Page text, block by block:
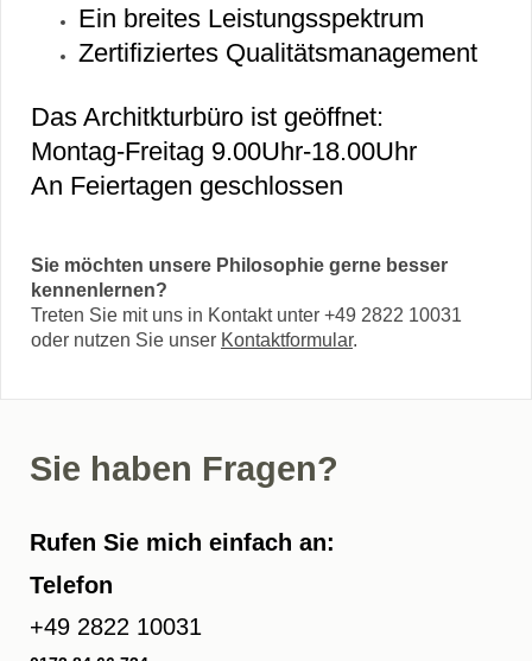
Ein breites Leistungsspektrum
Zertifiziertes Qualitätsmanagement
Das Architkturbüro ist geöffnet:
Montag-Freitag 9.00Uhr-18.00Uhr
An Feiertagen geschlossen
Sie möchten unsere Philosophie gerne besser
kennenlernen?
Treten Sie mit uns in Kontakt unter +49 2822 10031
oder nutzen Sie unser Kontaktformular.
Sie haben Fragen?
Rufen Sie mich einfach an:
Telefon
+49 2822 10031